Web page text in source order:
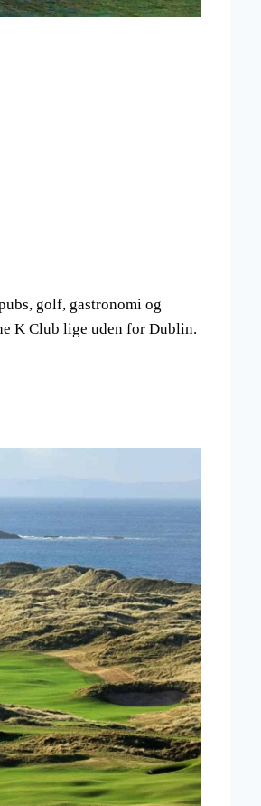
golf, gastronomi og
K Club lige uden for Dublin.